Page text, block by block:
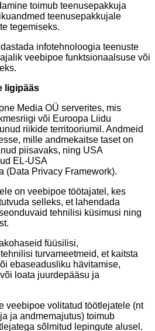
toimub teenusepakkuja
teenusepakkujale
tegemiseks.
infotehnoloogia teenuste
veebipoe funktsionaalsuse või
ligipääs
Media OÜ serverites, mis
või Euroopa Liidu
riikide territooriumil. Andmeid
mille andmekaitse taset on
piisavaks, ning USA
EL-USA
(Data Privacy Framework).
on veebipoe töötajatel, kes
selleks, et lahendada
tehnilisi küsimusi ning
füüsilisi,
turvameetmeid, et kaitsta
ebaseadusliku hävitamise,
loata juurdepääsu ja
veebipoe volitatud töötlejatele (nt
ja andmemajutus) toimub
sõlmitud lepingute alusel.